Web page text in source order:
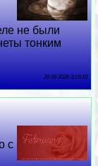
не были
тонким
26 06 2026 3:19:10
с